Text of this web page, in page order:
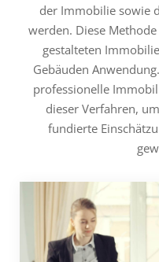
der Immobilie sowie
werden. Diese
gestalteten
Gebäuden
professionelle
dieser Verfahren,
fundierte